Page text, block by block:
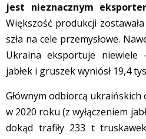
jest nieznacznym
Większość produkcji
szła na cele przemysłowe.
Ukraina eksportuje
jabłek i gruszek wyniósł 19,4
Głównym odbiorcą ukraińskich
w 2020 roku (z wyłączeniem
dokąd trafiły 233 t